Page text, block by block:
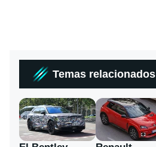
Temas relacionados